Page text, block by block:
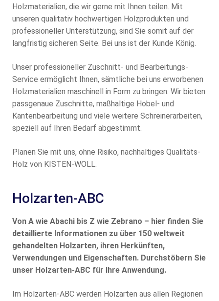
Holzmaterialien, die wir gerne mit Ihnen teilen. Mit
unseren qualitativ hochwertigen Holzprodukten und
professioneller Unterstützung, sind Sie somit auf der
langfristig sicheren Seite. Bei uns ist der Kunde König.
Unser professioneller Zuschnitt- und Bearbeitungs-
Service ermöglicht Ihnen, sämtliche bei uns erworbenen
Holzmaterialien maschinell in Form zu bringen. Wir bieten
passgenaue Zuschnitte, maßhaltige Hobel- und
Kantenbearbeitung und viele weitere Schreinerarbeiten,
speziell auf Ihren Bedarf abgestimmt.
Planen Sie mit uns, ohne Risiko, nachhaltiges Qualitäts-
Holz von KISTEN-WOLL.
Holzarten-ABC
Von A wie Abachi bis Z wie Zebrano – hier finden Sie
detaillierte Informationen zu über 150 weltweit
gehandelten Holzarten, ihren Herkünften,
Verwendungen und Eigenschaften. Durchstöbern Sie
unser Holzarten-ABC für Ihre Anwendung.
Im Holzarten-ABC werden Holzarten aus allen Regionen